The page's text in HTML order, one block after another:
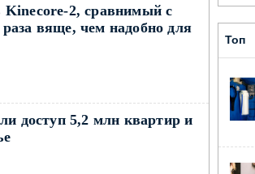
Kinecore-2, сравнимый с
вяще, чем надобно для
доступ 5,2 млн квартир и
Топ